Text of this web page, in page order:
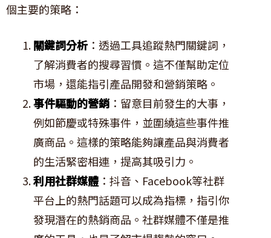
個主要的策略：
關鍵詞分析：透過工具追蹤熱門關鍵詞，
了解消費者的搜尋習慣。這不僅幫助定位
市場，還能指引產品開發和營銷策略。
事件驅動的營銷：留意目前發生的大事，
例如節慶或特殊事件，並圍繞這些事件推
廣商品。這樣的策略能夠讓產品與消費者
的生活緊密相連，提高其吸引力。
利用社群媒體 ：抖音、Facebook等社群
平台上的熱門話題可以成為指標，指引你
發現潛在的熱銷商品。社群媒體不僅是推